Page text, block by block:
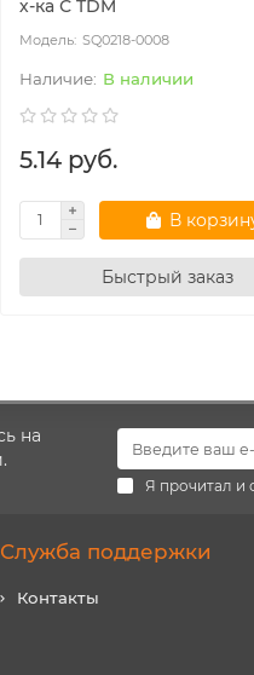
х-ка С TDM
SQ0218-0008
В наличии
5.14 руб.
В
Быстрый заказ
на
Я прочитал и
Служба поддержки
Контакты